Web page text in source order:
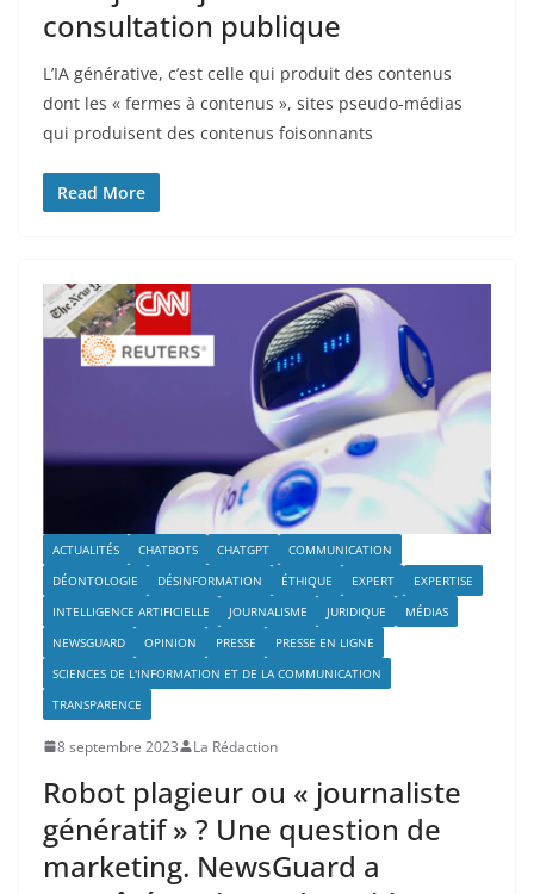
consultation publique
L’IA générative, c’est celle qui produit des contenus
dont les « fermes à contenus », sites pseudo-médias
qui produisent des contenus foisonnants
Read More
ACTUALITÉS CHATBOTS CHATGPT
COMMUNICATION
DÉONTOLOGIE
DÉSINFORMATION ÉTHIQUE EXPERT
EXPERTISE
INTELLIGENCE ARTIFICIELLE
JOURNALISME JURIDIQUE
MÉDIAS
NEWSGUARD
OPINION PRESSE
PRESSE EN LIGNE
SCIENCES DE L'INFORMATION ET DE LA COMMUNICATION
TRANSPARENCE
8 septembre 2023 La Rédaction
Robot plagieur ou « journaliste
génératif » ? Une question de
marketing. NewsGuard a